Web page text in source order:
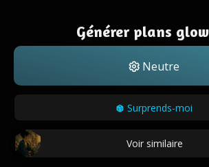
Générer plans
Neutre
Surprends-moi
Voir similaire